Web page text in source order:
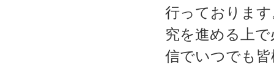
行っておりま
究を進める上
信でいつでも